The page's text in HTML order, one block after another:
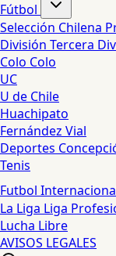
Fútbol
Selección Chilena
División Tercera
Colo Colo
UC
U de Chile
Huachipato
Fernández Vial
Deportes
Tenis
Futbol
La Liga Liga
Lucha Libre
AVISOS LEGALES